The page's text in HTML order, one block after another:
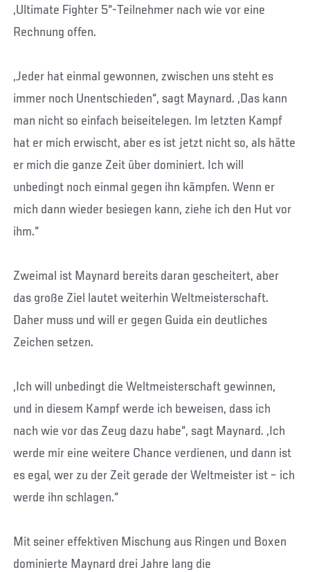
„Ultimate Fighter 5“-Teilnehmer nach wie vor eine
Rechnung offen.
„Jeder hat einmal gewonnen, zwischen uns steht es
immer noch Unentschieden“, sagt Maynard. „Das kann
man nicht so einfach beiseitelegen. Im letzten Kampf
hat er mich erwischt, aber es ist jetzt nicht so, als hätte
er mich die ganze Zeit über dominiert. Ich will
unbedingt noch einmal gegen ihn kämpfen. Wenn er
mich dann wieder besiegen kann, ziehe ich den Hut vor
ihm.“
Zweimal ist Maynard bereits daran gescheitert, aber
das große Ziel lautet weiterhin Weltmeisterschaft.
Daher muss und will er gegen Guida ein deutliches
Zeichen setzen.
„Ich will unbedingt die Weltmeisterschaft gewinnen,
und in diesem Kampf werde ich beweisen, dass ich
nach wie vor das Zeug dazu habe“, sagt Maynard. „Ich
werde mir eine weitere Chance verdienen, und dann ist
es egal, wer zu der Zeit gerade der Weltmeister ist – ich
werde ihn schlagen.“
Mit seiner effektiven Mischung aus Ringen und Boxen
dominierte Maynard drei Jahre lang die